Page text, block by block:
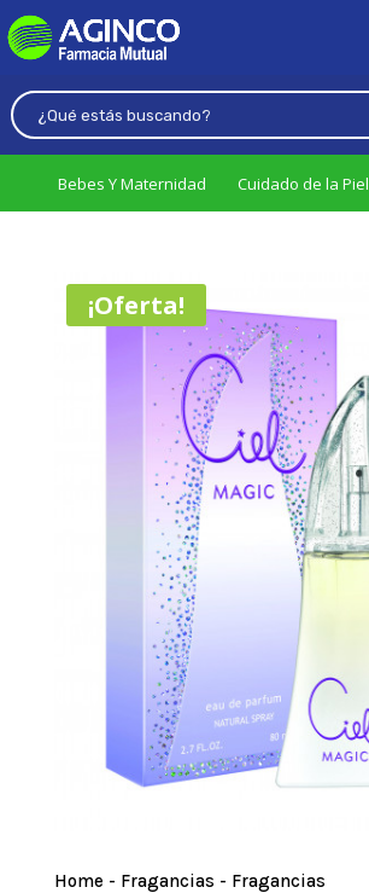
Bebes Y Maternidad Cuidado de la Piel
¡Oferta!
Home - Fragancias - Fragancias